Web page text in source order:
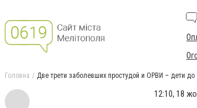
Головна Две трети заболевших простудой и ОРВИ – дети до
12:10, 18